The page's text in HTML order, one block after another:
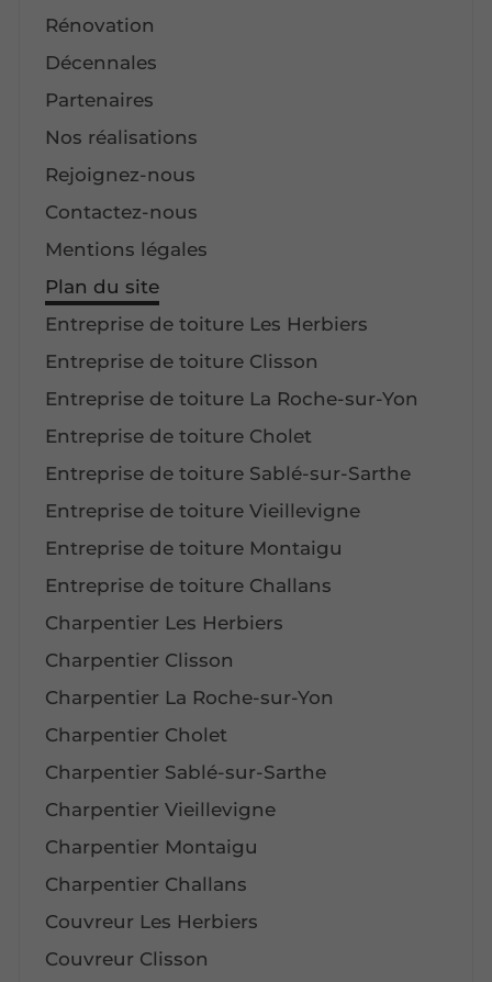
Rénovation
Décennales
Partenaires
Nos réalisations
Rejoignez-nous
Contactez-nous
Mentions légales
Plan du site
Entreprise de toiture Les Herbiers
Entreprise de toiture Clisson
Entreprise de toiture La Roche-sur-Yon
Entreprise de toiture Cholet
Entreprise de toiture Sablé-sur-Sarthe
Entreprise de toiture Vieillevigne
Entreprise de toiture Montaigu
Entreprise de toiture Challans
Charpentier Les Herbiers
Charpentier Clisson
Charpentier La Roche-sur-Yon
Charpentier Cholet
Charpentier Sablé-sur-Sarthe
Charpentier Vieillevigne
Charpentier Montaigu
Charpentier Challans
Couvreur Les Herbiers
Couvreur Clisson